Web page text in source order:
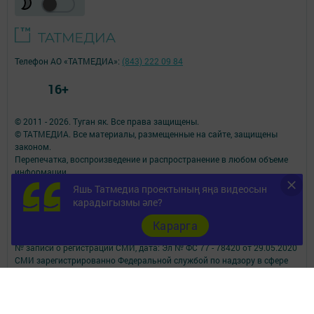
Яшь Татмедиа проектының яңа видеосын
карадыгызмы әле?
Карарга
© 2011 - 2026. Туган як. Все права защищены.
© ТАТМЕДИА. Все материалы, размещенные на сайте, защищены
законом.
Перепечатка, воспроизведение и распространение в любом объеме
информации,
размещенной на сайте, возможна только с письменного согласия
редакций СМИ.
При поддержке Республиканского агентства по печати и массовым
№ записи о регистрации СМИ, дата: Эл № ФС 77 - 78420 от 29.05.2020
СМИ зарегистрированно Федеральной службой по надзору в сфере
Телефон АО «ТАТМЕДИА»: (843) 222 09 84
16+